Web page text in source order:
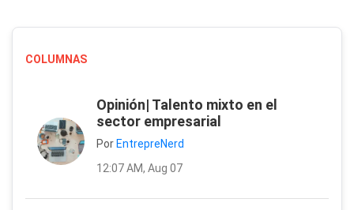
COLUMNAS
Opinión| Talento mixto en el
sector empresarial
Por EntrepreNerd
12:07 AM, Aug 07